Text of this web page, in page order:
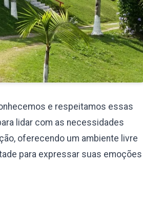
e respeitamos essas
lidar com as necessidades
oferecendo um ambiente livre
para expressar suas emoções